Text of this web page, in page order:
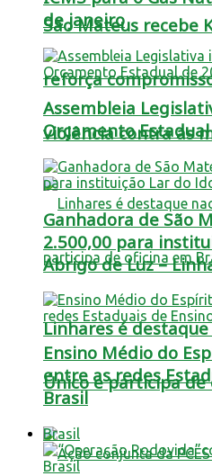
São Mateus recebe
reforça
violência contra as
Linhares é
Único e participa de
de janeiro
Assembleia
Orçamento
Ganhadora de São
2.500,00 para
Abrigo de Luz –
Ensino Médio do
entre as redes
Brasil
Brasil